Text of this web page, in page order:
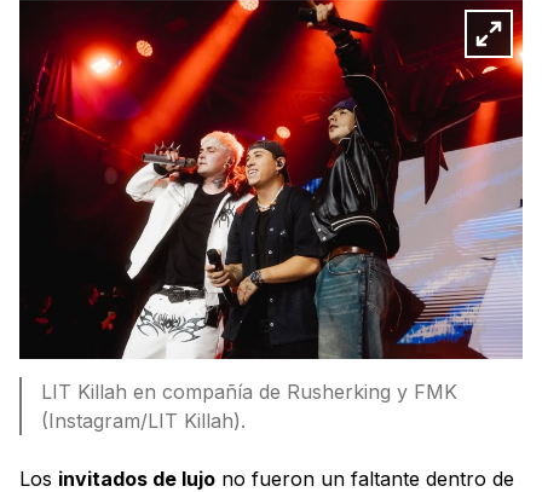
LIT Killah en compañía de Rusherking y FMK
(Instagram/LIT Killah).
Los invitados de lujo no fueron un faltante dentro de